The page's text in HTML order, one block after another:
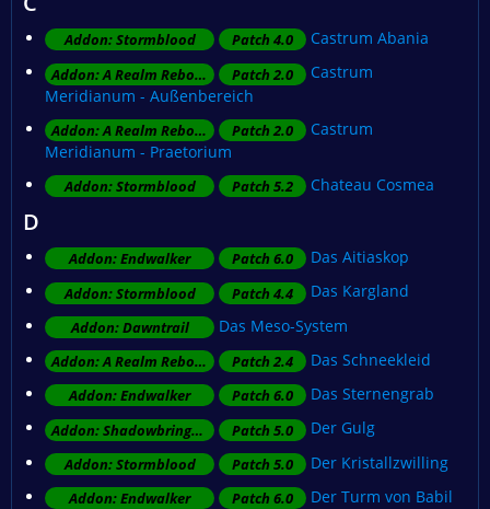
Addon: Stormblood Patch 4.0 Castrum Abania
Addon: A Realm Reborn Patch 2.0
Castrum
Meridianum - Außenbereich
Addon: A Realm Reborn Patch 2.0
Castrum
Meridianum - Praetorium
Addon: Stormblood Patch 5.2 Chateau Cosmea
D
Addon: Endwalker Patch 6.0 Das Aitiaskop
Addon: Stormblood Patch 4.4 Das Kargland
Addon: Dawntrail Das Meso-System
Addon: A Realm Reborn Patch 2.4 Das Schneekleid
Addon: Endwalker Patch 6.0 Das Sternengrab
Addon: Shadowbringers Patch 5.0 Der Gulg
Addon: Stormblood Patch 5.0 Der Kristallzwilling
Addon: Endwalker Patch 6.0 Der Turm von Babil